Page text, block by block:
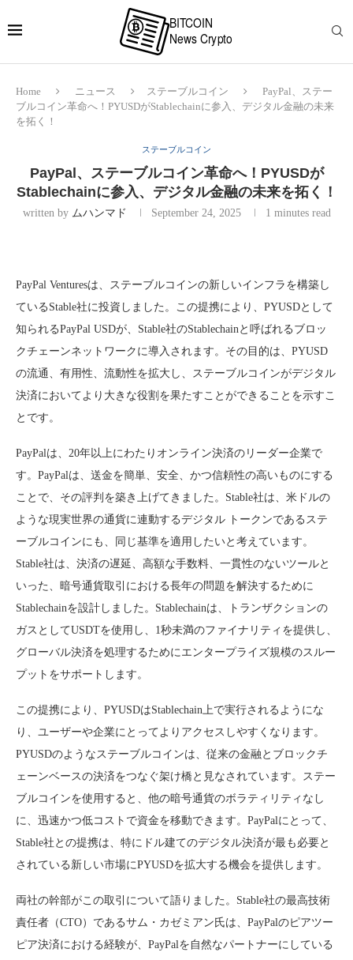
Home ニュース ステーブルコイン
PayPal、ステー
ブルコイン革命へ！PYUSDがStablechainに参入、デジタル金融の未来
を拓く！
ステーブルコイン
PayPal、ステーブルコイン革命へ！PYUSDが
Stablechainに参入、デジタル金融の未来を拓く！
written by ムハンマド September 24, 2025 1 minutes read
PayPal Venturesは、ステーブルコインの新しいインフラを構築し
ているStable社に投資しました。この提携により、PYUSDとして
知られるPayPal USDが、Stable社のStablechainと呼ばれるブロッ
クチェーンネットワークに導入されます。その目的は、PYUSD
の流通、有用性、流動性を拡大し、ステーブルコインがデジタル
決済においてより大きな役割を果たすことができることを示すこ
とです。
PayPalは、20年以上にわたりオンライン決済のリーダー企業で
す。PayPalは、送金を簡単、安全、かつ信頼性の高いものにする
ことで、その評判を築き上げてきました。Stable社は、米ドルの
ような現実世界の通貨に連動するデジタル トークンであるステ
ーブルコインにも、同じ基準を適用したいと考えています。
Stable社は、決済の遅延、高額な手数料、一貫性のないツールと
いった、暗号通貨取引における長年の問題を解決するために
Stablechainを設計しました。Stablechainは、トランザクションの
ガスとしてUSDTを使用し、1秒未満のファイナリティを提供し、
グローバル決済を処理するためにエンタープライズ規模のスルー
プットをサポートします。
この提携により、PYUSDはStablechain上で実行されるようにな
り、ユーザーや企業にとってよりアクセスしやすくなります。
PYUSDのようなステーブルコインは、従来の金融とブロックチ
ェーンベースの決済をつなぐ架け橋と見なされています。ステー
ブルコインを使用すると、他の暗号通貨のボラティリティなし
に、迅速かつ低コストで資金を移動できます。PayPalにとって、
Stable社との提携は、特にドル建てのデジタル決済が最も必要と
されている新しい市場にPYUSDを拡大する機会を提供します。
両社の幹部がこの取引について語りました。Stable社の最高技術
責任者（CTO）であるサム・カゼミアン氏は、PayPalのピアツー
ピア決済における経験が、PayPalを自然なパートナーにしている